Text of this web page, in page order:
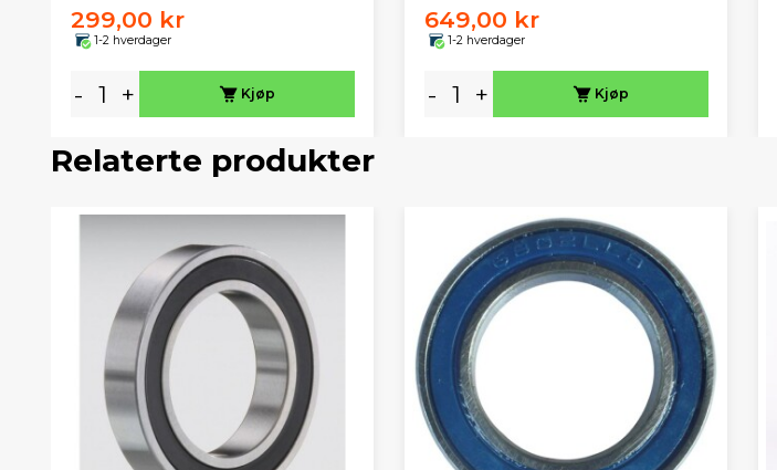
299,00 kr
1-2 hverdager
- + Kjøp
649,00 kr
1-2 hverdager
- + Kjøp
Relaterte produkter